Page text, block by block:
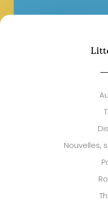
Nouvelles,